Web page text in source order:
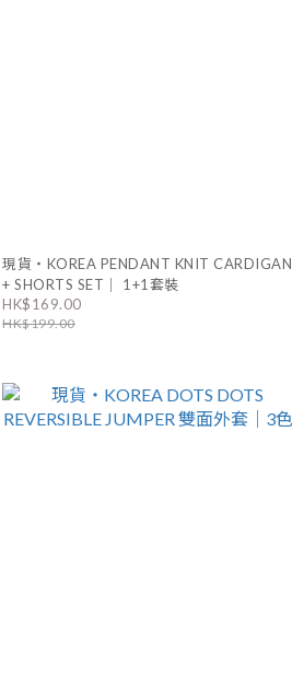
現貨・KOREA PENDANT KNIT CARDIGAN
+ SHORTS SET｜ 1+1套裝
HK$169.00
HK$199.00